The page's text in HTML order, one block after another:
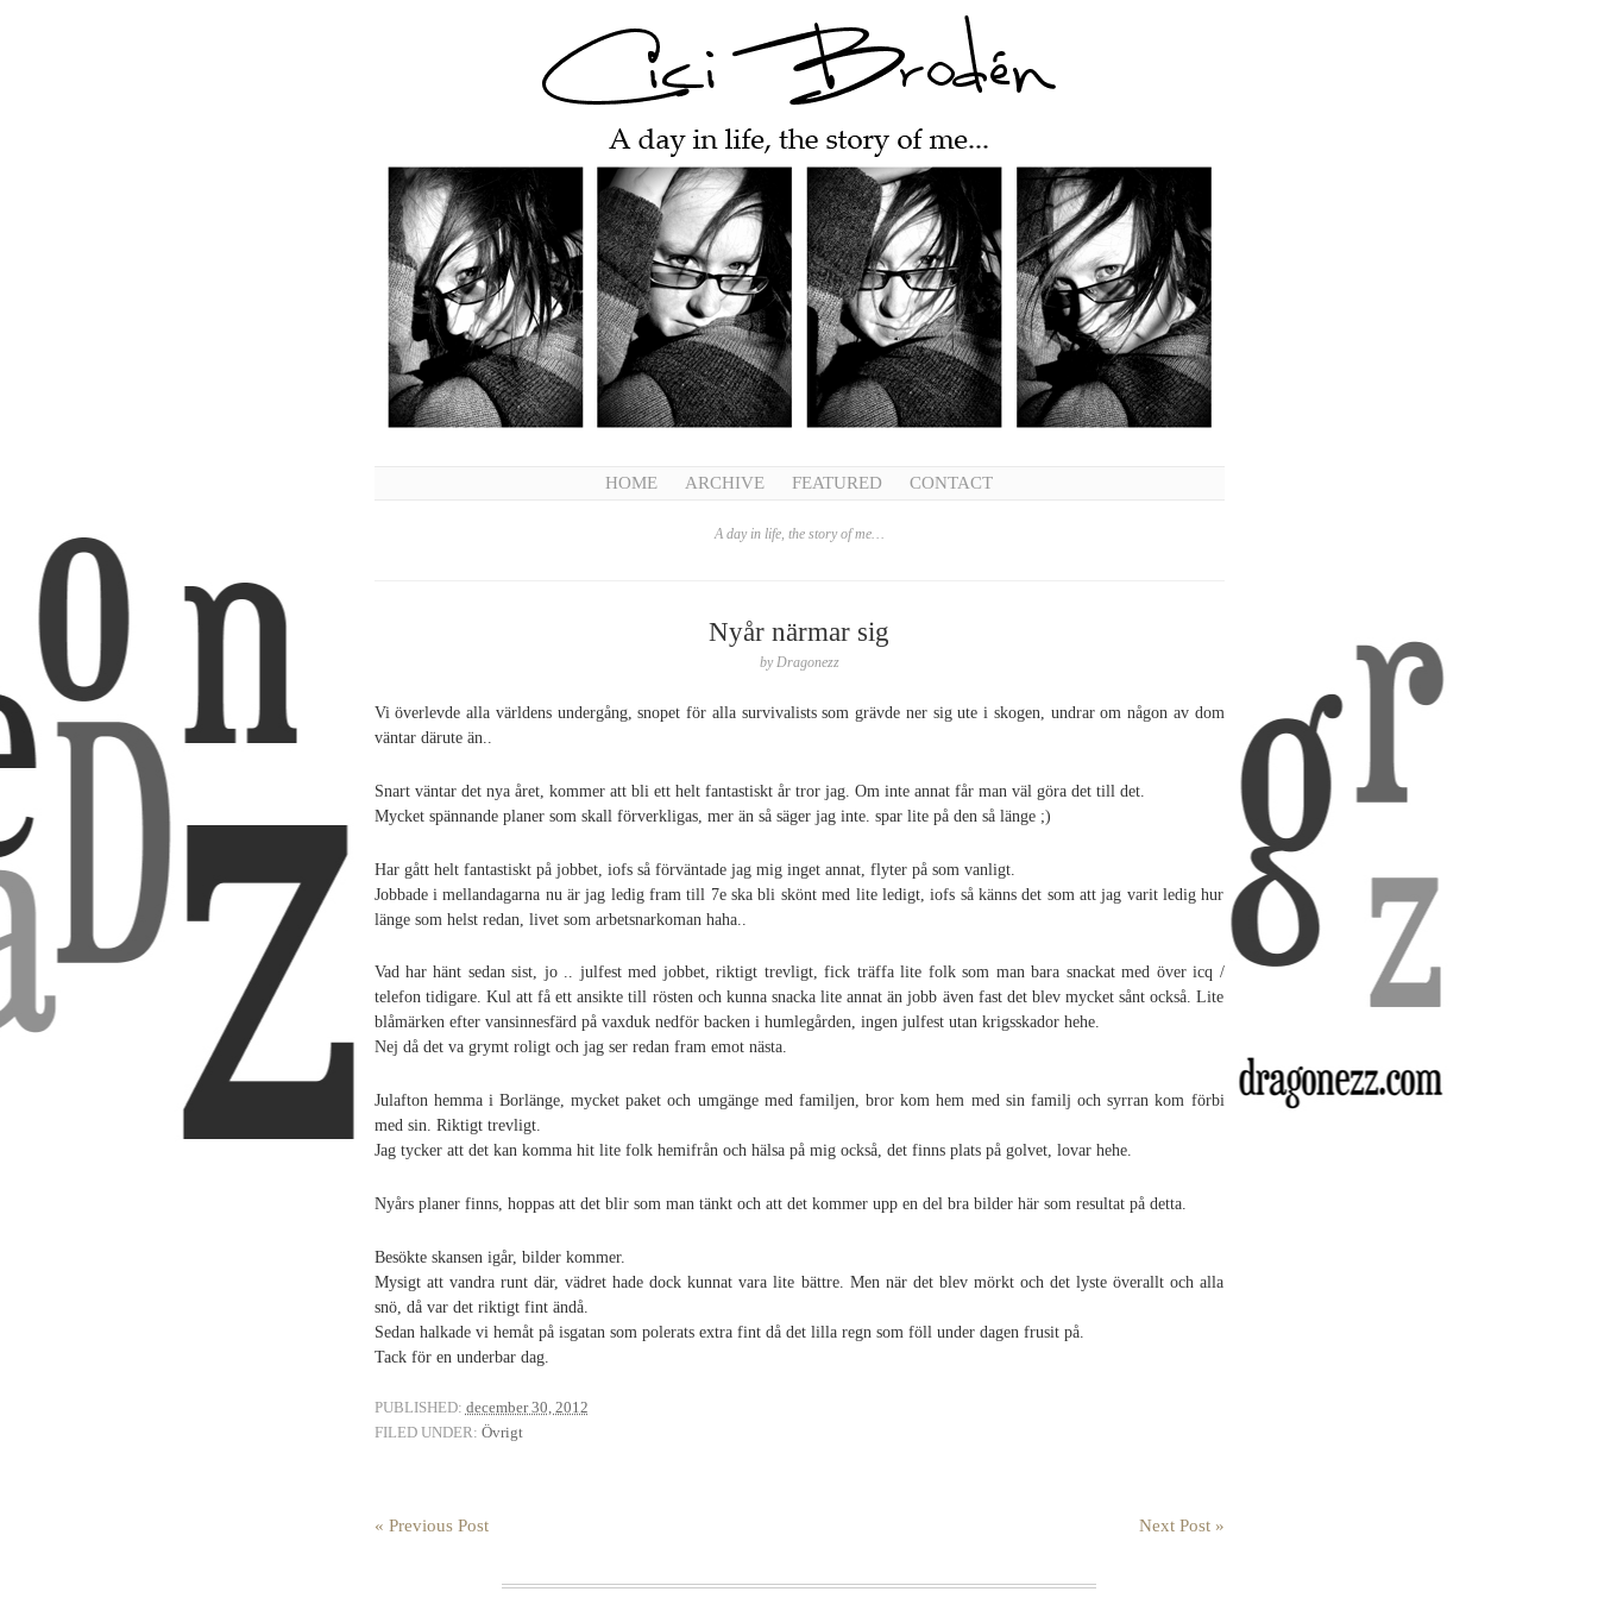
HOME ARCHIVE FEATURED CONTACT
A day in life, the story of me…
Nyår närmar sig
byDragonezz
Vi överlevde alla världens undergång, snopet för alla survivalists som grävde ner sig ute i skogen, undrar om någon av dom
väntar därute än..
Snart väntar det nya året, kommer att bli ett helt fantastiskt år tror jag. Om inte annat får man väl göra det till det.
Mycket spännande planer som skall förverkligas, mer än så säger jag inte. spar lite på den så länge ;)
Har gått helt fantastiskt på jobbet, iofs så förväntade jag mig inget annat, flyter på som vanligt.
Jobbade i mellandagarna nu är jag ledig fram till 7e ska bli skönt med lite ledigt, iofs så känns det som att jag varit ledig hur
länge som helst redan, livet som arbetsnarkoman haha..
Vad har hänt sedan sist, jo .. julfest med jobbet, riktigt trevligt, fick träffa lite folk som man bara snackat med över icq /
telefon tidigare. Kul att få ett ansikte till rösten och kunna snacka lite annat än jobb även fast det blev mycket sånt också. Lite
blåmärken efter vansinnesfärd på vaxduk nedför backen i humlegården, ingen julfest utan krigsskador hehe.
Nej då det va grymt roligt och jag ser redan fram emot nästa.
Julafton hemma i Borlänge, mycket paket och umgänge med familjen, bror kom hem med sin familj och syrran kom förbi
med sin. Riktigt trevligt.
Jag tycker att det kan komma hit lite folk hemifrån och hälsa på mig också, det finns plats på golvet, lovar hehe.
Nyårs planer finns, hoppas att det blir som man tänkt och att det kommer upp en del bra bilder här som resultat på detta.
Besökte skansen igår, bilder kommer.
Mysigt att vandra runt där, vädret hade dock kunnat vara lite bättre. Men när det blev mörkt och det lyste överallt och alla
snö, då var det riktigt fint ändå.
Sedan halkade vi hemåt på isgatan som polerats extra fint då det lilla regn som föll under dagen frusit på.
Tack för en underbar dag.
PUBLISHED: december 30, 2012
FILED UNDER: Övrigt
« Previous Post Next Post »